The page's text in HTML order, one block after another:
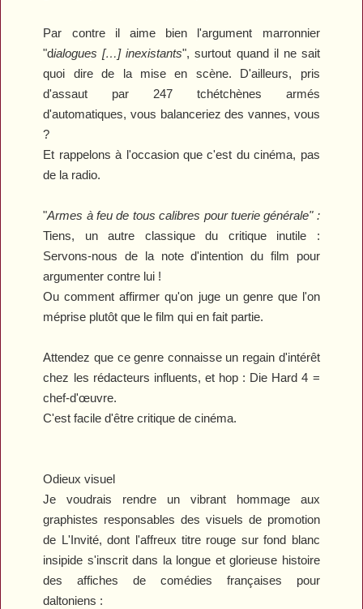
Par contre il aime bien l'argument marronnier
"dialogues […] inexistants", surtout quand il ne sait
quoi dire de la mise en scène. D'ailleurs, pris
d'assaut par 247 tchétchènes armés
d'automatiques, vous balanceriez des vannes, vous
?
Et rappelons à l'occasion que c'est du cinéma, pas
de la radio.
"Armes à feu de tous calibres pour tuerie générale" :
Tiens, un autre classique du critique inutile :
Servons-nous de la note d'intention du film pour
argumenter contre lui !
Ou comment affirmer qu'on juge un genre que l'on
méprise plutôt que le film qui en fait partie.
Attendez que ce genre connaisse un regain d'intérêt
chez les rédacteurs influents, et hop : Die Hard 4 =
chef-d'œuvre.
C'est facile d'être critique de cinéma.
Odieux visuel
Je voudrais rendre un vibrant hommage aux
graphistes responsables des visuels de promotion
de L'Invité, dont l'affreux titre rouge sur fond blanc
insipide s'inscrit dans la longue et glorieuse histoire
des affiches de comédies françaises pour
daltoniens :